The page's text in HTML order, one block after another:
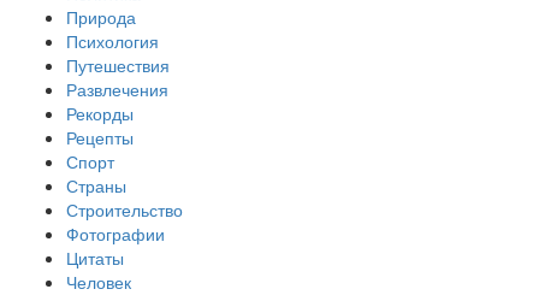
Природа
Психология
Путешествия
Развлечения
Рекорды
Рецепты
Спорт
Страны
Строительство
Фотографии
Цитаты
Человек